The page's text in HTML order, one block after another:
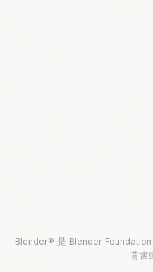
Blender® 是 Blender
背書